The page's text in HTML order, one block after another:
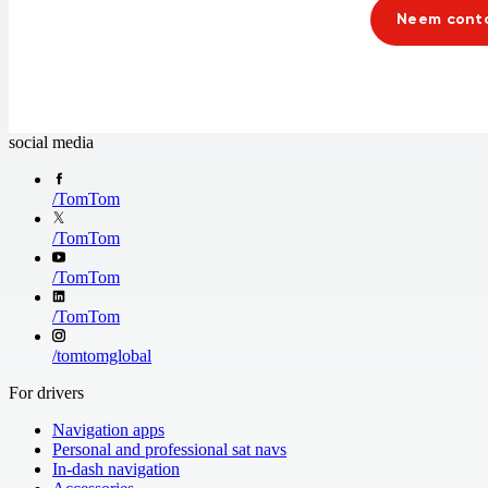
Neem
social media
/TomTom
/TomTom
/TomTom
/TomTom
/tomtomglobal
For drivers
Navigation apps
Personal and professional sat navs
In-dash navigation